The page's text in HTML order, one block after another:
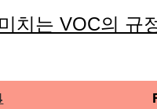
치는 VOC의 규